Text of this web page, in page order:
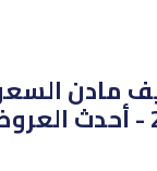
أغسطس 2026 -